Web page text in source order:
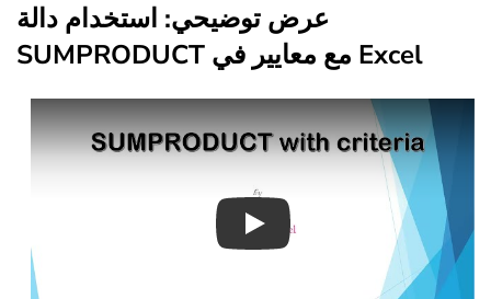
عرض توضيحي: استخدام دالة
SUMPRODUCT مع معايير في Excel
Play